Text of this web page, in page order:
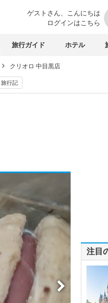
ゲストさん、 こんにちは
ログインはこちら
旅行ガイド ホテル
クリオロ 中目黒店
旅行記
注目